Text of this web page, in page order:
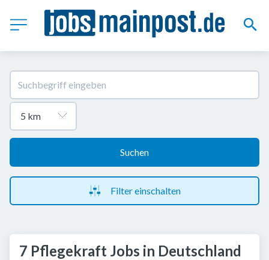
Suchen
Filter einschalten
7 Pflegekraft Jobs in Deutschland